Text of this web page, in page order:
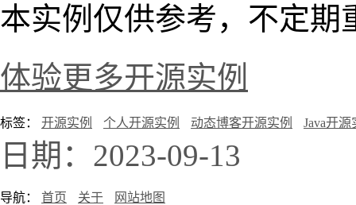
本实例仅供参考，不定期
体验更多开源实例
标签： 开源实例 个人开源实例 动态博客开源实例 Java开源
日期：2023-09-13
导航： 首页 关于
网站地图